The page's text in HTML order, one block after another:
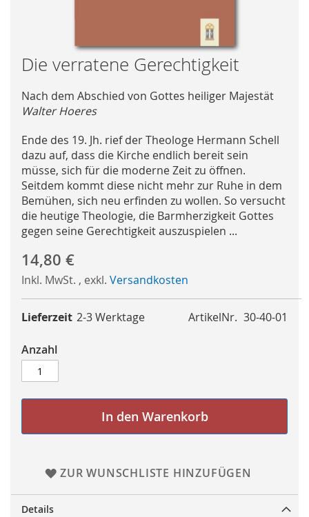
Skip
to
the
beginning
of
the
images
gallery
Die verratene Gerechtigkeit
Nach dem Abschied von Gottes heiliger Majestät
Walter Hoeres
Ende des 19. Jh. rief der Theologe Hermann Schell
dazu auf, dass die Kirche endlich bereit sein
müsse, sich für die moderne Zeit zu öffnen.
Seitdem kommt diese nicht mehr zur Ruhe in dem
Bemühen, sich neu erfinden zu wollen. So versucht
die heutige Theologie, die Barmherzigkeit Gottes
gegen seine Gerechtigkeit auszuspielen ...
14,80 €
Inkl. MwSt. , exkl. Versandkosten
ArtikelNr. 30-40-01
Lieferzeit 2-3 Werktage
Anzahl
In den Warenkorb
ZUR WUNSCHLISTE HINZUFÜGEN
Details